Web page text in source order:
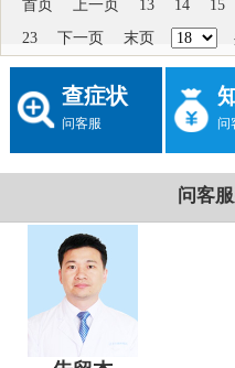
首页 上一页 13 14 15
23
下一页 末页
查症状
问客服 问
问客